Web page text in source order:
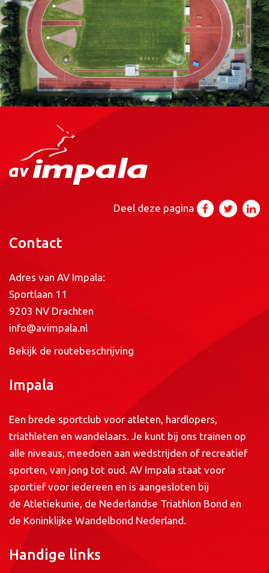
Deel deze pagina
Contact
Adres van AV Impala:
Sportlaan 11
9203 NV Drachten
info@avimpala.nl
Bekijk de routebeschrijving
Impala
Een brede sportclub voor atleten, hardlopers,
triathleten en wandelaars. Je kunt bij ons trainen op
alle niveaus, meedoen aan wedstrijden of recreatief
sporten, van jong tot oud. AV Impala staat voor
sportief voor iedereen en is aangesloten bij
de Atletiekunie, de Nederlandse Triathlon Bond en
de Koninklijke Wandelbond Nederland.
Handige links